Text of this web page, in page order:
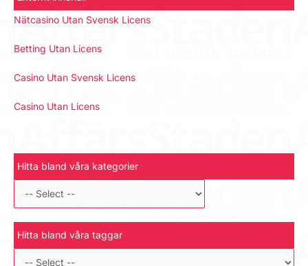
Nätcasino Utan Svensk Licens
Betting Utan Licens
Casino Utan Svensk Licens
Casino Utan Licens
Hitta bland våra kategorier
Hitta bland våra taggar